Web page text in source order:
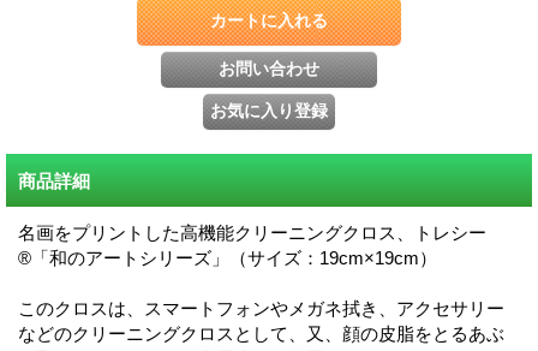
商品詳細
名画をプリントした高機能クリーニングクロス、トレシー
®「和のアートシリーズ」（サイズ：19cm×19cm）
このクロスは、スマートフォンやメガネ拭き、アクセサリー
などのクリーニングクロスとして、又、顔の皮脂をとるあぶ